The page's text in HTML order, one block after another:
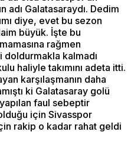
adı Galatasaraydı. Dedim
diye, evet bu sezon
büyük. İşte bu
rağmen
doldurmakla kalmadı
haliyle takımını adeta itti.
karşılaşmanın daha
ki Galatasaray golü
faul sebeptir
için Sivasspor
rakip o kadar rahat geldi